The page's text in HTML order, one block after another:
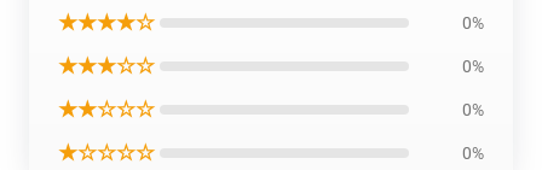
★★★★☆ 0%
★★★☆☆ 0%
★★☆☆☆ 0%
★☆☆☆☆ 0%